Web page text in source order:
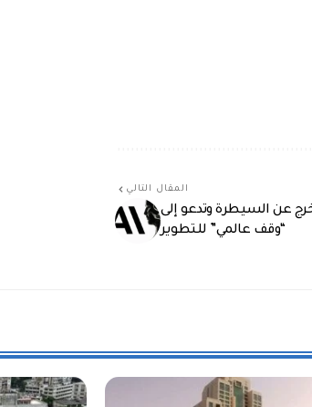
المقال التالي
عن السيطرة وتدعو إلى
“وقف عالمي” للتطوير